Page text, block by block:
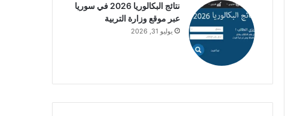
نتائج البكالوريا 2026 في سوريا
عبر موقع وزارة التربية
يوليو 31, 2026